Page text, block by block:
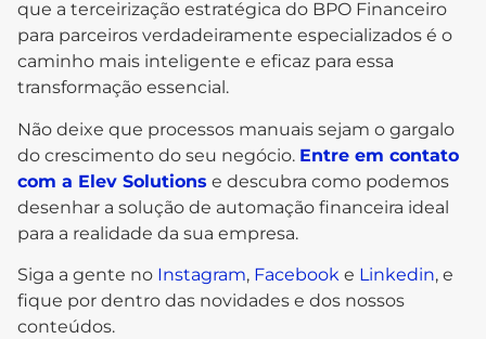
que a terceirização estratégica do BPO Financeiro
para parceiros verdadeiramente especializados é o
caminho mais inteligente e eficaz para essa
transformação essencial.
Não deixe que processos manuais sejam o gargalo
do crescimento do seu negócio. Entre em contato
com a Elev Solutions e descubra como podemos
desenhar a solução de automação financeira ideal
para a realidade da sua empresa.
Siga a gente no Instagram, Facebook e Linkedin, e
fique por dentro das novidades e dos nossos
conteúdos.